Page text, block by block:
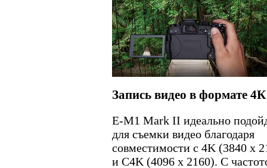
Запись видео в формате 4К
E-M1 Mark II идеально
для съемки видео благодаря
совместимости с 4K (3840 x
и C4K (4096 x 2160). С